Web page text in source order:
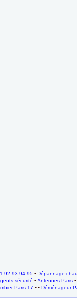
92 93 94 95 - Dépannage
sécurité - Antennes Paris -
Paris 17 - - Déménageur